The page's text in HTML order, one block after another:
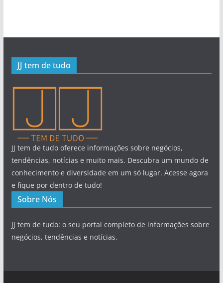
JJ tem de tudo
JJ tem de tudo oferece informações sobre negócios,
tendências, notícias e muito mais. Descubra um mundo de
conhecimento e diversidade em um só lugar. Acesse agora
e fique por dentro de tudo!
Sobre Nós
JJ tem de tudo: o seu portal completo de informações sobre
negócios, tendências e notícias.